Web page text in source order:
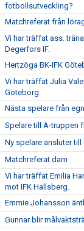
fotbollsutveckling?
Matchreferat från
Vi har träffat ass.
Degerfors IF.
Hertzöga BK-IFK
Vi har träffat Julia
Göteborg.
Nästa spelare från
Spelare till A-truppen
Ny spelare ansluter
Matchreferat dam
Vi har träffat Emilia
mot IFK Hallsberg.
Emmie Johansson
Gunnar blir